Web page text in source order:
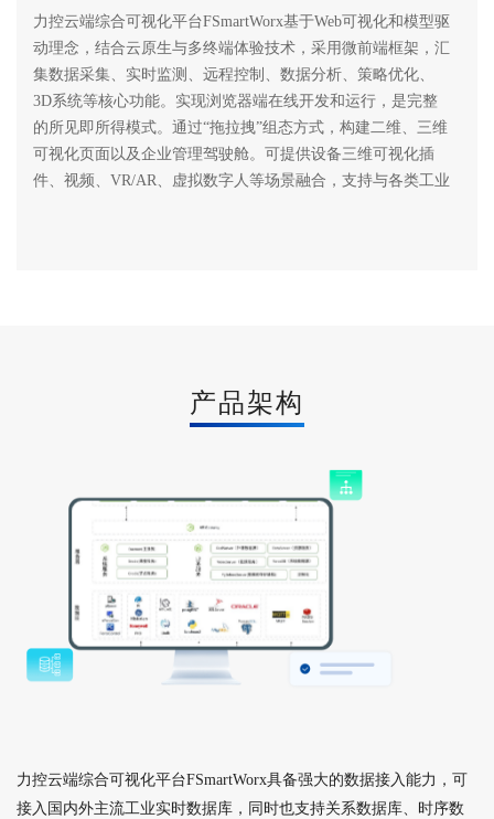
力控云端综合可视化平台FSmartWorx基于Web可视化和模型驱
动理念，结合云原生与多终端体验技术，采用微前端框架，汇
集数据采集、实时监测、远程控制、数据分析、策略优化、
3D系统等核心功能。实现浏览器端在线开发和运行，是完整
的所见即所得模式。通过“拖拉拽”组态方式，构建二维、三维
可视化页面以及企业管理驾驶舱。可提供设备三维可视化插
件、视频、VR/AR、虚拟数字人等场景融合，支持与各类工业
产品架构
力控云端综合可视化平台FSmartWorx具备强大的数据接入能力，可
接入国内外主流工业实时数据库，同时也支持关系数据库、时序数